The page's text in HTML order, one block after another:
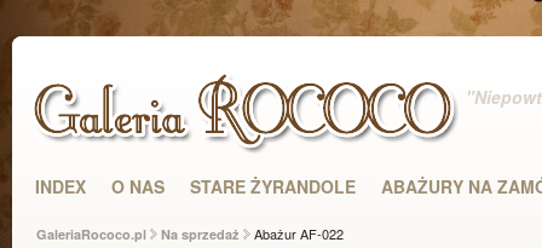
INDEX O NAS STARE ŻYRANDOLE ABAŻURY NA
GaleriaRococo.pl Na sprzedaż Abażur AF-022